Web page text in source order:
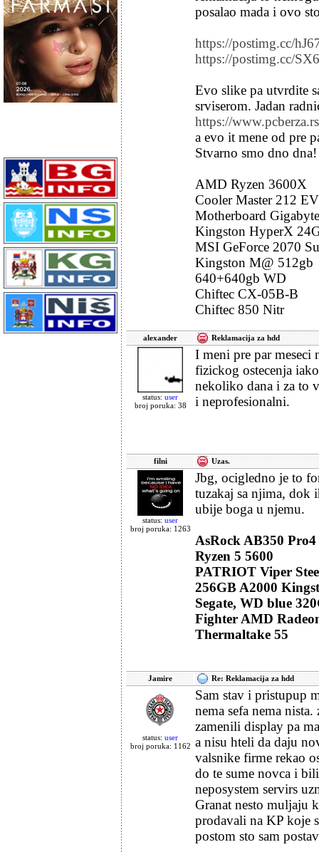
posalao mada i ovo
https://postimg.cc/
https://postimg.cc/
Evo slike pa utvrdite
srviserom. Jadan
https://
a evo it mene od pre
Stvarno smo dno dna!
AMD Ryzen 3600X
Cooler Master 212
Motherboard
Kingston HyperX
MSI GeForce 2070
Kingston M@ 512gb
640+640gb WD
Chiftec CX-05B-B
Chiftec 850 Nitr
alexander Reklamacija za hdd
status: user
broj poruka: 38
I meni pre par
fizickog ostecenja
nekoliko dana i za to
i neprofesionalni.
filni Uzas.
status: user
broj poruka: 1263
Jbg, ocigledno je to
tuzakaj sa njima, dok
ubije boga u njemu.
AsRock AB350 Pro4
Ryzen 5 5600
PATRIOT Viper
256GB A2000
Segate, WD blue
Fighter AMD
Thermaltake 55
Jamire Re: Reklamacija za hdd
status: user
broj poruka: 1162
Sam stav i pristupup
nema sefa nema
zamenili display pa
a nisu hteli da daju
valsnike firme rekao
do te sume novca i
neposystem servirs
Granat nesto muljaju
prodavali na KP koje
postom sto sam